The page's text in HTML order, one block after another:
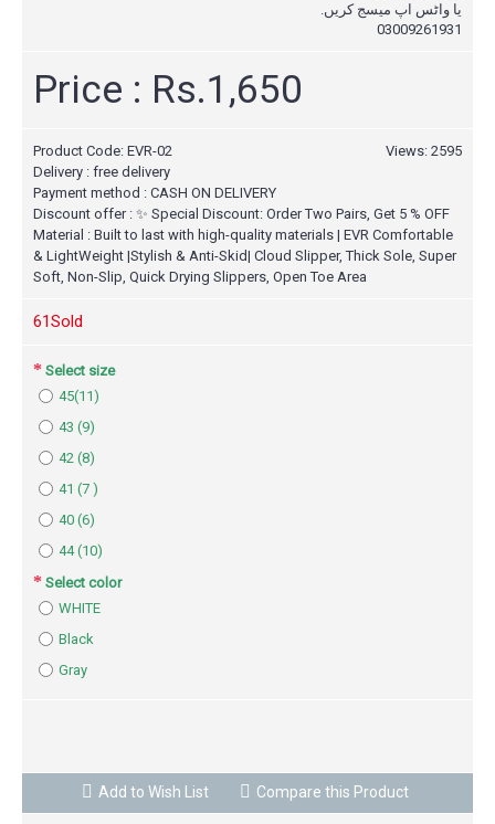
یا واٹس اپ میسج کریں.
03009261931
Price : Rs.1,650
Views: 2595
Product Code: EVR-02
Delivery : free delivery
Payment method : CASH ON DELIVERY
Discount offer : ✨ Special Discount: Order Two Pairs, Get 5 % OFF
Material : Built to last with high-quality materials | EVR Comfortable
& LightWeight |Stylish & Anti-Skid| Cloud Slipper, Thick Sole, Super
Soft, Non-Slip, Quick Drying Slippers, Open Toe Area
61Sold
Select size
45(11)
43 (9)
42 (8)
41 (7 )
40 (6)
44 (10)
Select color
WHITE
Black
Gray
Add to Wish List Compare this Product